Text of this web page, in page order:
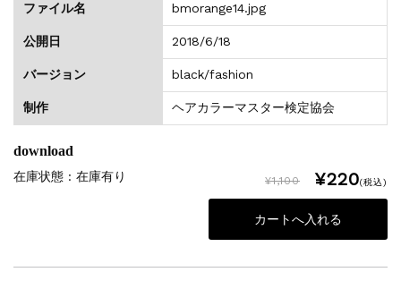
ファイル名 bmorange14.jpg
公開日 2018/6/18
バージョン black/fashion
制作 ヘアカラーマスター検定協会
download
在庫状態 : 在庫有り ¥1,100 ¥220(税込)